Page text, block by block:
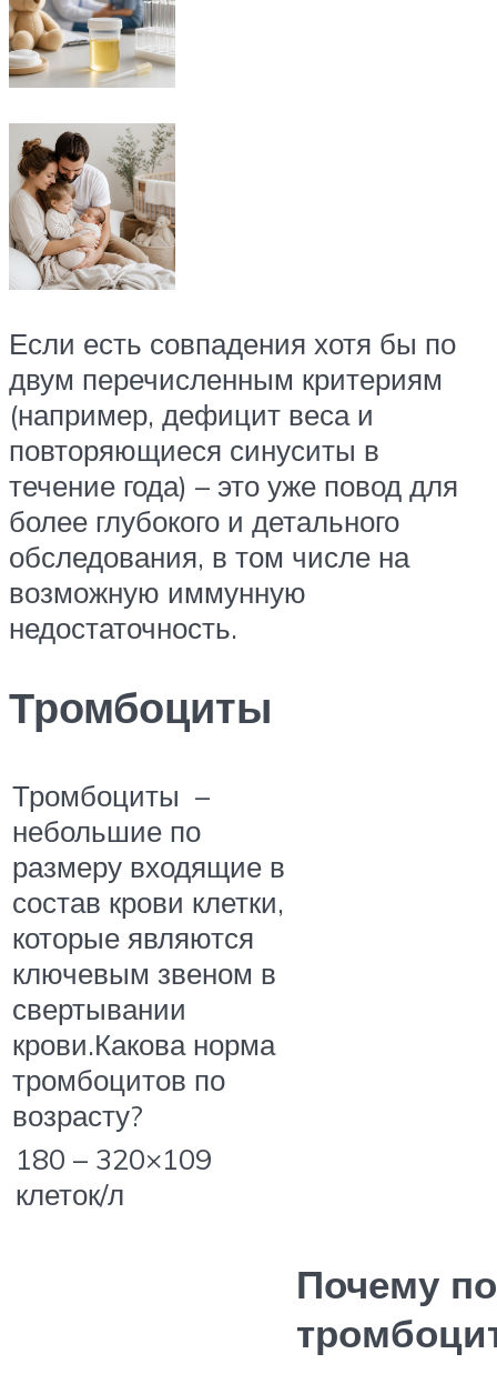
Если есть совпадения хотя бы по
двум перечисленным критериям
(например, дефицит веса и
повторяющиеся синуситы в
течение года) – это уже повод для
более глубокого и детального
обследования, в том числе на
возможную иммунную
недостаточность.
Тромбоциты
Тромбоциты –
небольшие по
размеру входящие в
состав крови клетки,
которые являются
ключевым звеном в
свертывании
крови.Какова норма
тромбоцитов по
возрасту?
180 – 320×109
клеток/л
Почему